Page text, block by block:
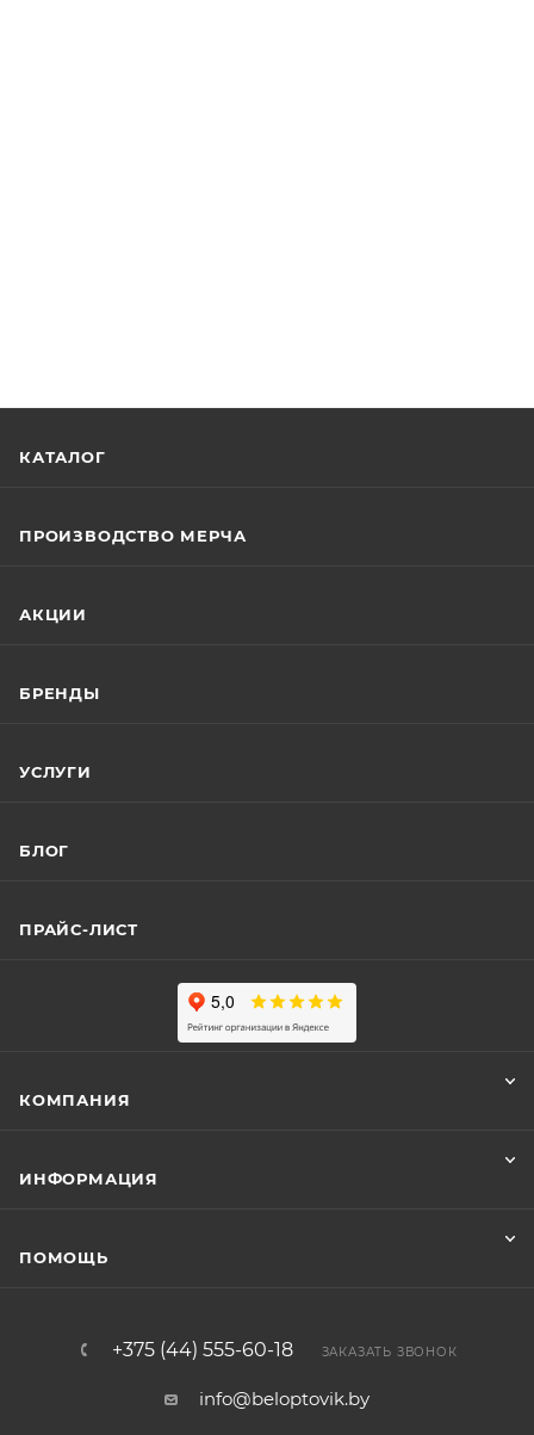
КАТАЛОГ
ПРОИЗВОДСТВО МЕРЧА
АКЦИИ
БРЕНДЫ
УСЛУГИ
БЛОГ
ПРАЙС-ЛИСТ
КОМПАНИЯ
ИНФОРМАЦИЯ
ПОМОЩЬ
+375 (44) 555-60-18 ЗАКАЗАТЬ ЗВОНОК
info@beloptovik.by